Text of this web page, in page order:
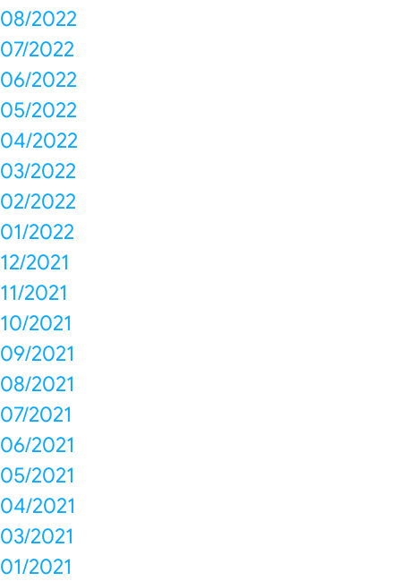
08/2022
07/2022
06/2022
05/2022
04/2022
03/2022
02/2022
01/2022
12/2021
11/2021
10/2021
09/2021
08/2021
07/2021
06/2021
05/2021
04/2021
03/2021
01/2021